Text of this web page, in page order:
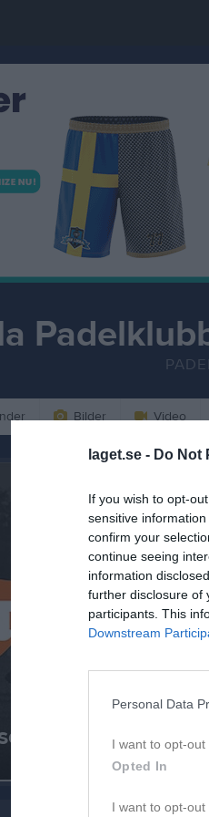
laget.se - Do Not
If you wish to opt-
sensitive
confirm your
continue seeing
information
further disclosure of
participants. This
Downstream
Personal Data
I want to opt-out
Opted In
I want to opt-out
Bilder Video
– Här finns